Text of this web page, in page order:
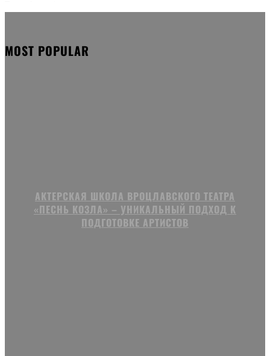
MOST POPULAR
АКТЕРСКАЯ ШКОЛА ВРОЦЛАВСКОГО ТЕАТРА
«ПЕСНЬ КОЗЛА» – УНИКАЛЬНЫЙ ПОДХОД К
ПОДГОТОВКЕ АРТИСТОВ